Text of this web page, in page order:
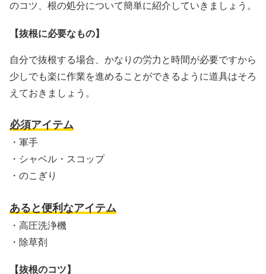
のコツ、根の処分について簡単に紹介していきましょう。
【抜根に必要なもの】
自分で抜根する場合、かなりの労力と時間が必要ですから
少しでも楽に作業を進めることができるように道具はそろ
えておきましょう。
必須アイテム
・軍手
・シャベル・スコップ
・のこぎり
あると便利なアイテム
・高圧洗浄機
・除草剤
【抜根のコツ】